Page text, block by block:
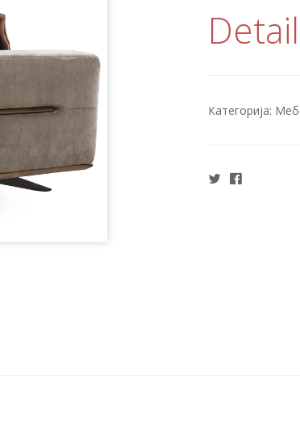
Категорија: